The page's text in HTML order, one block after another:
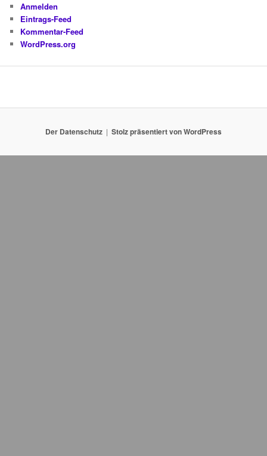
Anmelden
Eintrags-Feed
Kommentar-Feed
WordPress.org
Der Datenschutz Stolz präsentiert von WordPress